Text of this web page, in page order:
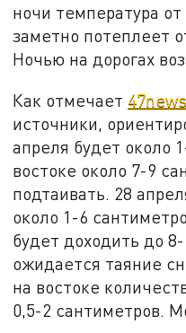
ночи температура
заметно потеплеет
Ночью на дорогах
Как отмечает
источники,
апреля будет около
востоке около 7-9
подтаивать. 28
около 1-6
будет доходить до
ожидается таяние
на востоке
0,5-2 сантиметров.